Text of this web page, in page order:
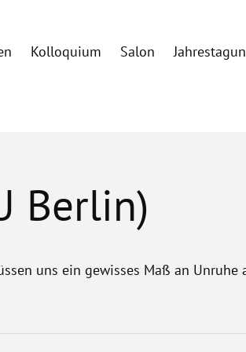
Kolloquium Salon
Berlin)
uns ein gewisses Maß an